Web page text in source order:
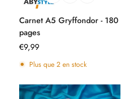
Carnet A5 Gryffondor - 180
pages
Prix
régulier
€9,99
Plus que 2 en stock